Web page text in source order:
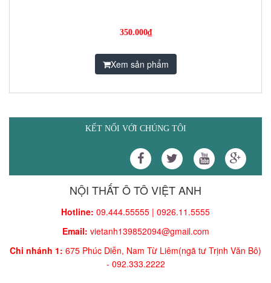
350.000₫
Xem sản phẩm
KẾT NỐI VỚI CHÚNG TÔI
NỘI THẤT Ô TÔ VIỆT ANH
Hotline: 09.444.55555 | 0926.11.5555
Email: vietanh139852094@gmail.com
Chi nhánh 1: 675 Phúc Diễn, Nam Từ Liêm(ngã tư Trịnh Văn Bô)
- 092.333.2222